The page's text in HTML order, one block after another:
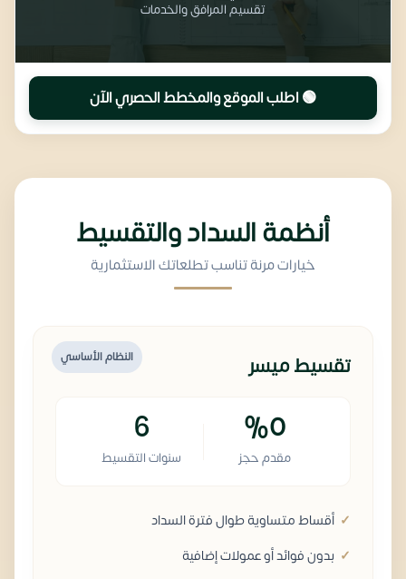
تقسيم المرافق والخدمات
🟢 اطلب الموقع والمخطط الحصري الآن
أنظمة السداد والتقسيط
خيارات مرنة تناسب تطلعاتك الاستثمارية
النظام الأساسي تقسيط ميسر
%0
مقدم حجز
6
سنوات التقسيط
أقساط متساوية طوال فترة السداد
بدون فوائد أو عمولات إضافية